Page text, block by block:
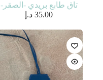
تاق طابع بريدي -الصقر-
35.00 د.إ